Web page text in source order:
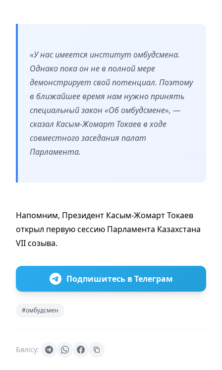
«У нас имеется институт омбудсмена.
Однако пока он не в полной мере
демонстрирует свой потенциал. Поэтому
в ближайшее время нам нужно принять
специальный закон «Об омбудсмене», —
сказал Касым-Жомарт Токаев в ходе
совместного заседания палат
Парламента.
Напомним, Президент Касым-Жомарт Токаев
открыл первую сессию Парламента Казахстана
VII созыва.
Подпишитесь в Телеграм
#омбудсмен
Бөлісу: